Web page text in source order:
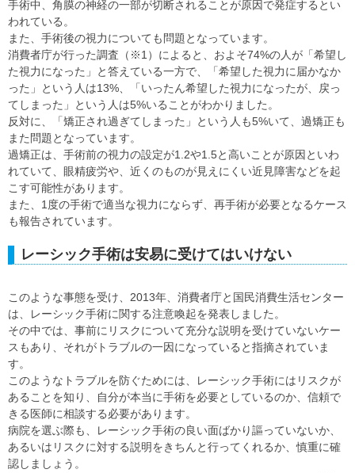
手術中、角膜の神経の一部が切断されることが原因で発症するとい
われている。
また、手術後の視力についても問題となっています。
消費者庁が行った調査（※1）によると、およそ74%の人が「希望し
た視力になった」と答えている一方で、「希望した視力に届かなか
った」という人は13%、「いったん希望した視力になったが、戻っ
てしまった」という人は5%いることがわかりました。
反対に、「矯正され過ぎてしまった」という人も5%いて、過矯正も
また問題となっています。
過矯正は、手術前の視力の設定が1.2や1.5と高いことが原因といわ
れていて、眼精疲労や、近くのものが見えにくい近見障害などを起
こす可能性があります。
また、1度の手術で適当な視力にならず、再手術が必要となるケース
も報告されています。
レーシック手術は安易に受けてはいけない
このような事態を受け、2013年、消費者庁と国民消費生活センター
は、レーシック手術に関する注意喚起を発表しました。
その中では、事前にリスクについて充分な説明を受けていないケー
スもあり、それがトラブルの一因になっていると指摘されていま
す。
このようなトラブルを防ぐためには、レーシック手術にはリスクが
あることを知り、自分が本当に手術を必要としているのか、信頼で
きる医師に相談する必要があります。
病院を選ぶ際も、レーシック手術の良い面ばかり謳っていないか、
あるいはリスクに対する説明をきちんと行ってくれるか、慎重に確
認しましょう。